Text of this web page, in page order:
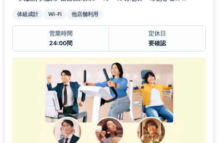
体組成計 Wi-Fi 他店舗利用
営業時間
24:00間
定休日
要確認